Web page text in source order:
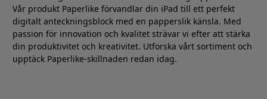
Vår produkt Paperlike förvandlar din iPad till ett perfekt
digitalt anteckningsblock med en papperslik känsla. Med
passion för innovation och kvalitet strävar vi efter att stärka
din produktivitet och kreativitet. Utforska vårt sortiment och
upptäck Paperlike-skillnaden redan idag.